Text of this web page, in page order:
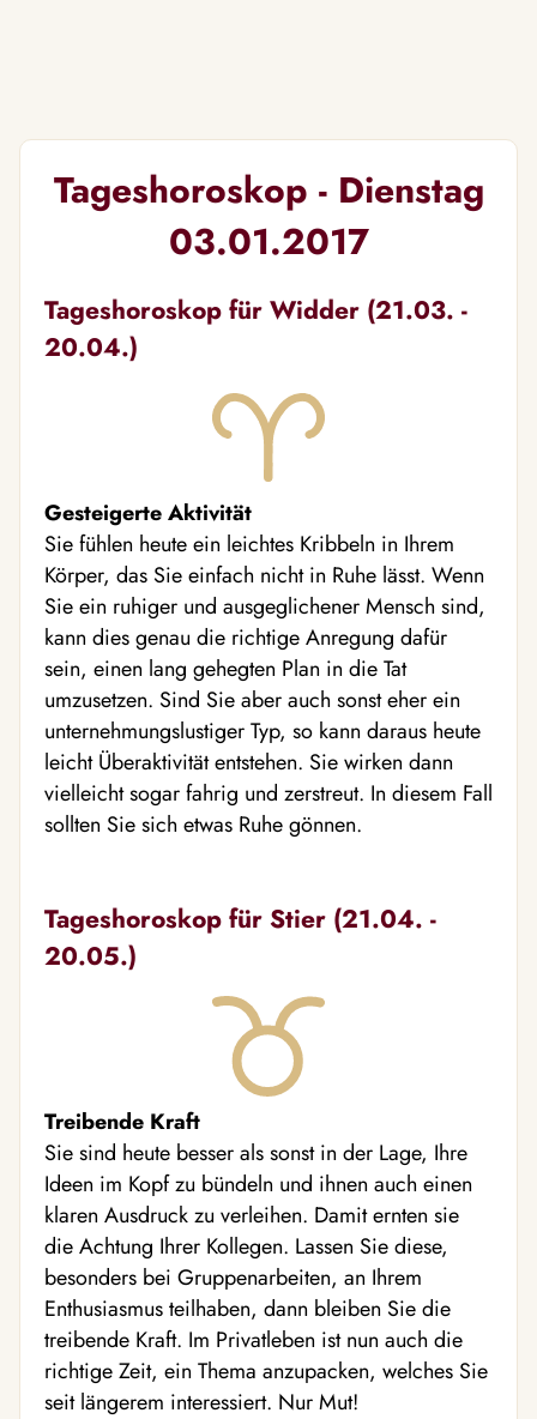
Tageshoroskop - Dienstag
03.01.2017
Tageshoroskop für Widder (21.03. -
20.04.)
Gesteigerte Aktivität
Sie fühlen heute ein leichtes Kribbeln in Ihrem
Körper, das Sie einfach nicht in Ruhe lässt. Wenn
Sie ein ruhiger und ausgeglichener Mensch sind,
kann dies genau die richtige Anregung dafür
sein, einen lang gehegten Plan in die Tat
umzusetzen. Sind Sie aber auch sonst eher ein
unternehmungslustiger Typ, so kann daraus heute
leicht Überaktivität entstehen. Sie wirken dann
vielleicht sogar fahrig und zerstreut. In diesem Fall
sollten Sie sich etwas Ruhe gönnen.
Tageshoroskop für Stier (21.04. -
20.05.)
Treibende Kraft
Sie sind heute besser als sonst in der Lage, Ihre
Ideen im Kopf zu bündeln und ihnen auch einen
klaren Ausdruck zu verleihen. Damit ernten sie
die Achtung Ihrer Kollegen. Lassen Sie diese,
besonders bei Gruppenarbeiten, an Ihrem
Enthusiasmus teilhaben, dann bleiben Sie die
treibende Kraft. Im Privatleben ist nun auch die
richtige Zeit, ein Thema anzupacken, welches Sie
seit längerem interessiert. Nur Mut!